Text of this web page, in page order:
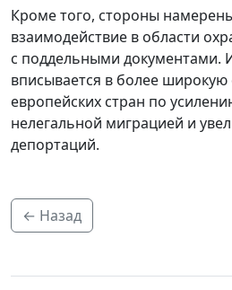
Кроме того, стороны
взаимодействие в области
с поддельными документами.
вписывается в более широкую
европейских стран по
нелегальной миграцией и
депортаций.
← Назад